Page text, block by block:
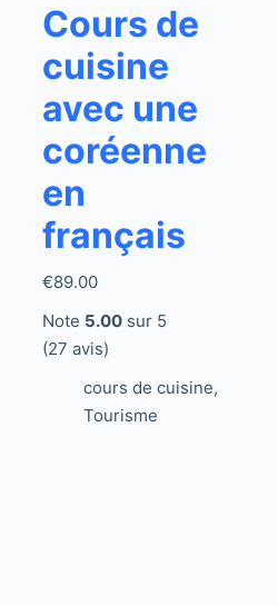
Cours de
cuisine
avec une
coréenne
en
français
€89.00
Note 5.00sur 5
(27 avis)
cours de cuisine,
Tourisme